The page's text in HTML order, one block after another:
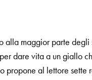
alla maggior parte degli
dare vita a un giallo
propone al lettore sette